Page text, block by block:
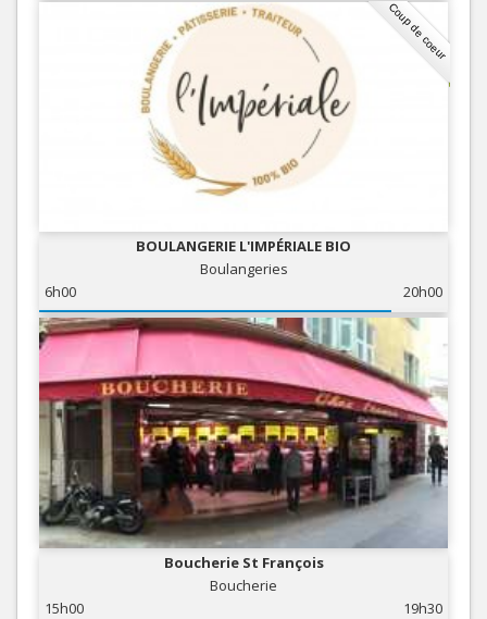
Coup de coeur
BOULANGERIE L'IMPÉRIALE BIO
Boulangeries
6h00
20h00
Boucherie St François
Boucherie
15h00
19h30